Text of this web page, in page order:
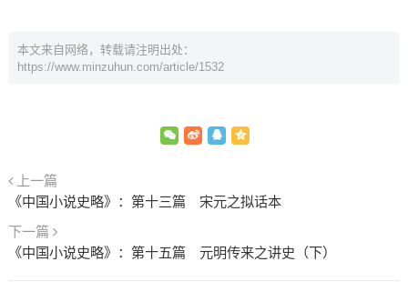
本文来自网络，转载请注明出处：
https://www.minzuhun.com/article/1532
上一篇
《中国小说史略》：第十三篇 宋元之拟话本
下一篇
《中国小说史略》：第十五篇 元明传来之讲史（下）